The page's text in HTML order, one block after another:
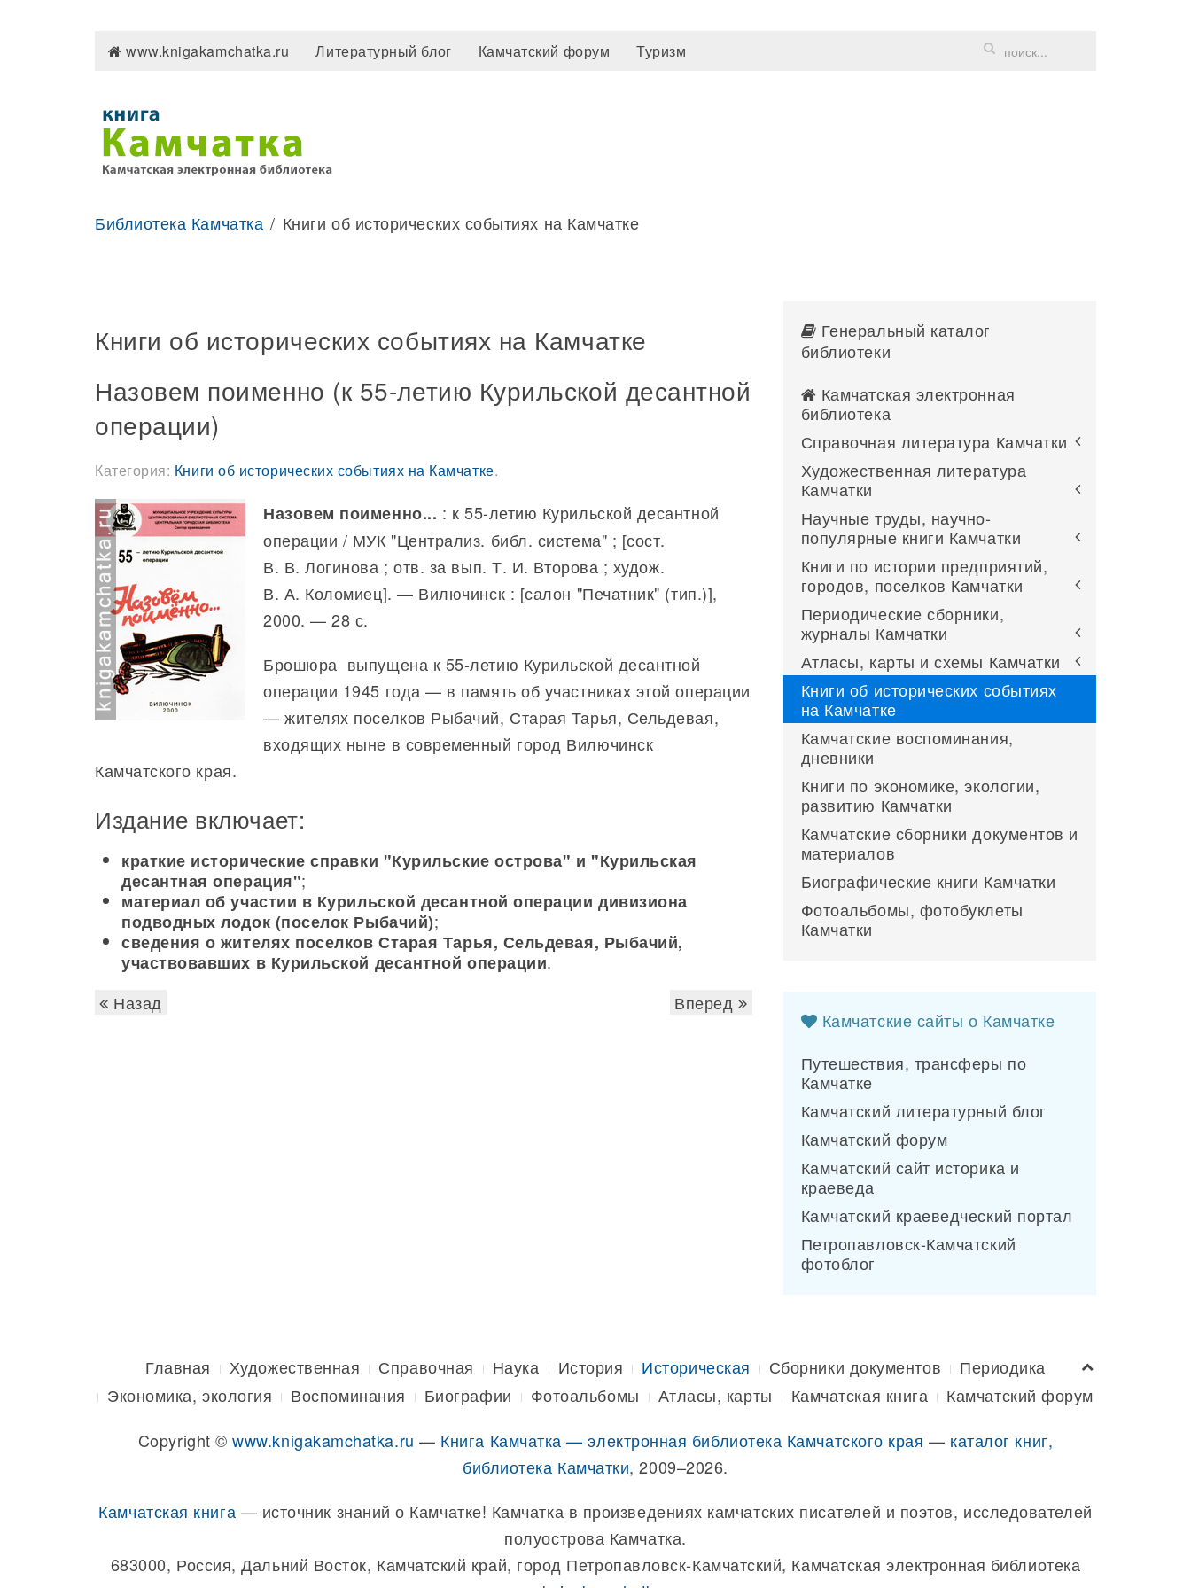
www.knigakamchatka.ru Литературный блог Камчатский форум Туризм
Библиотека Камчатка Книги об исторических событиях на Камчатке
Книги об исторических событиях на Камчатке
Назовем поименно (к 55-летию Курильской десантной
операции)
Категория: Книги об исторических событиях на Камчатке.
Назовем поименно... : к 55-летию Курильской десантной
операции / МУК "Централиз. библ. система" ; [сост.
В. В. Логинова ; отв. за вып. Т. И. Второва ; худож.
В. А. Коломиец]. — Вилючинск : [салон "Печатник" (тип.)],
2000. — 28 с.
Брошюра выпущена к 55-летию Курильской десантной
операции 1945 года — в память об участниках этой операции
— жителях поселков Рыбачий, Старая Тарья, Сельдевая,
входящих ныне в современный город Вилючинск
Камчатского края.
Издание включает:
краткие исторические справки "Курильские острова" и "Курильская
десантная операция";
материал об участии в Курильской десантной операции дивизиона
подводных лодок (поселок Рыбачий);
сведения о жителях поселков Старая Тарья, Сельдевая, Рыбачий,
участвовавших в Курильской десантной операции.
Назад
Вперед
Генеральный каталог
библиотеки
Камчатская электронная
библиотека
Справочная литература Камчатки
Художественная литература
Камчатки
Научные труды, научно-
популярные книги Камчатки
Книги по истории предприятий,
городов, поселков Камчатки
Периодические сборники,
журналы Камчатки
Атласы, карты и схемы Камчатки
Книги об исторических событиях
на Камчатке
Камчатские воспоминания,
дневники
Книги по экономике, экологии,
развитию Камчатки
Камчатские сборники документов и
материалов
Биографические книги Камчатки
Фотоальбомы, фотобуклеты
Камчатки
Камчатские сайты о Камчатке
Путешествия, трансферы по
Камчатке
Камчатский литературный блог
Камчатский форум
Камчатский сайт историка и
краеведа
Камчатский краеведческий портал
Петропавловск-Камчатский
фотоблог
Главная Художественная Справочная Наука История Историческая Сборники документов
Периодика
Экономика, экология
Воспоминания Биографии Фотоальбомы Атласы, карты Камчатская книга
Камчатский форум
Copyright ©www.knigakamchatka.ru — Книга Камчатка — электронная библиотека Камчатского края — каталог книг,
библиотека Камчатки, 2009–2026.
Камчатская книга — источник знаний о Камчатке! Камчатка в произведениях камчатских писателей и поэтов, исследователей
полуострова Камчатка.
683000, Россия, Дальний Восток, Камчатский край, город Петропавловск-Камчатский, Камчатская электронная библиотека